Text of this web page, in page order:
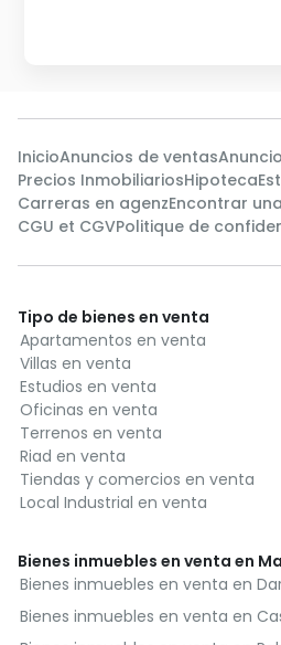
InicioAnuncios de ventas
Precios InmobiliariosHipoteca
Carreras en agenzEncontrar
CGU et CGVPolitique de
Tipo de bienes en venta
Apartamentos en venta
Villas en venta
Estudios en venta
Oficinas en venta
Terrenos en venta
Riad en venta
Tiendas y comercios en venta
Local Industrial en venta
Bienes inmuebles en venta en
Bienes inmuebles en venta en
Bienes inmuebles en venta en